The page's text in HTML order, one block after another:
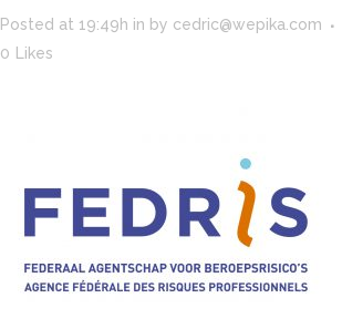
Posted at 19:49h in by cedric@wepika.com
0
Likes